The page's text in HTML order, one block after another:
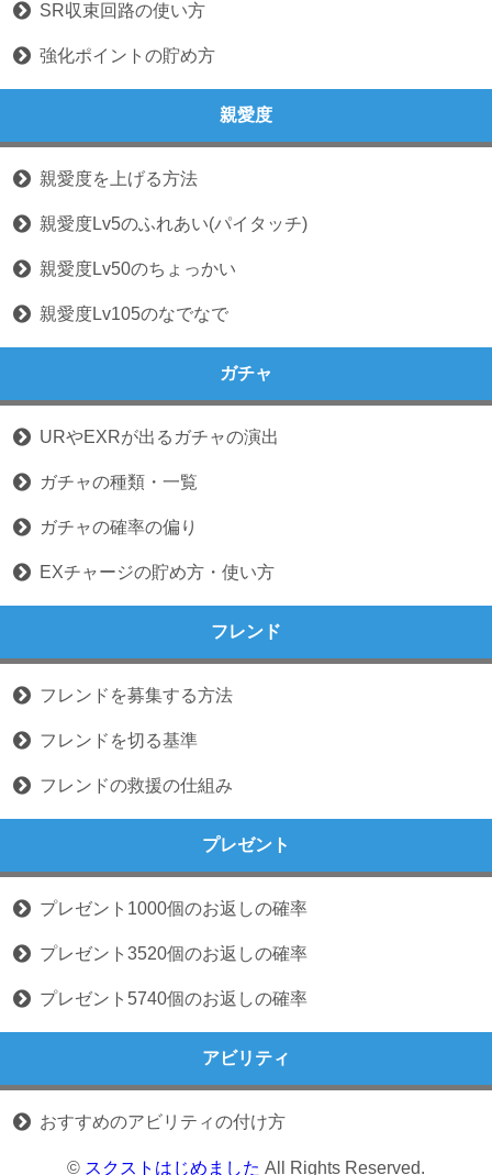
SR収束回路の使い方
強化ポイントの貯め方
親愛度
親愛度を上げる方法
親愛度Lv5のふれあい(パイタッチ)
親愛度Lv50のちょっかい
親愛度Lv105のなでなで
ガチャ
URやEXRが出るガチャの演出
ガチャの種類・一覧
ガチャの確率の偏り
EXチャージの貯め方・使い方
フレンド
フレンドを募集する方法
フレンドを切る基準
フレンドの救援の仕組み
プレゼント
プレゼント1000個のお返しの確率
プレゼント3520個のお返しの確率
プレゼント5740個のお返しの確率
アビリティ
おすすめのアビリティの付け方
© スクストはじめました All Rights Reserved.